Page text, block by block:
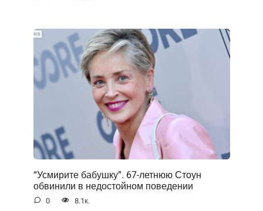
“Усмирите бабушку”. 67-летнюю Стоун
обвинили в недостойном поведении
0 8.1к.